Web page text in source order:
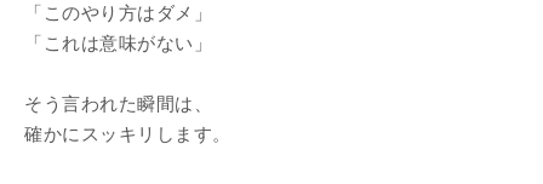
「このやり方はダメ」
「これは意味がない」
そう言われた瞬間は、
確かにスッキリします。